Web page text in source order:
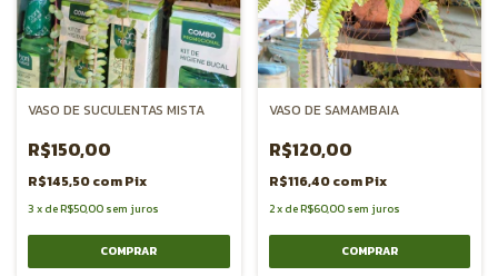
VASO DE SUCULENTAS MISTA
R$150,00
R$145,50comPix
3 xdeR$50,00 sem juros
VASO DE SAMAMBAIA
R$120,00
R$116,40comPix
2xdeR$60,00 sem juros